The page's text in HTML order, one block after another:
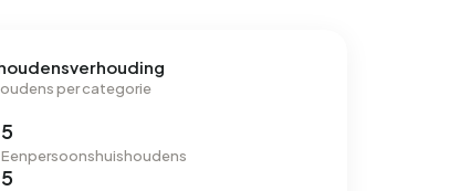
per categorie
5
Eenpersoonshuishoudens
5